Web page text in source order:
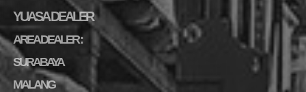
YUASA DEALER
AREA DEALER :
SURABAYA
MALANG